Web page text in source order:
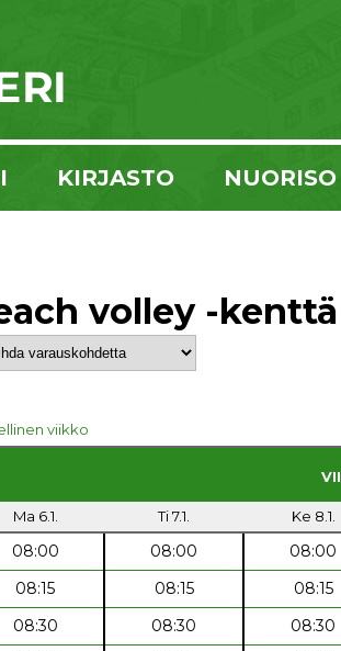
KIRJASTO NUORISO
volley -
viikko
Ma 6.1. Ti 7.1. Ke 8.1.
08:00 08:00 08:00
08:15
08:15 08:15
08:30
08:30 08:30